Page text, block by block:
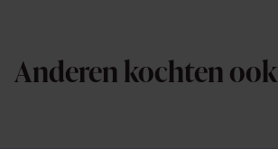
Anderen kochten ook